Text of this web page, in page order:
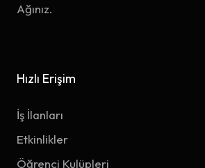
Ağınız.
Hızlı Erişim
İş İlanları
Etkinlikler
Öğrenci Kulüpleri